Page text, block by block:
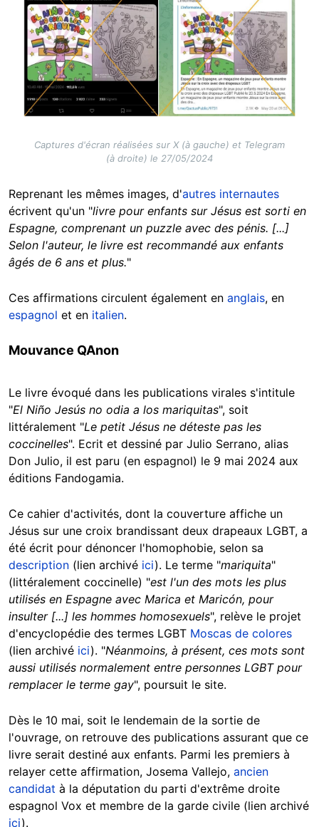
Captures d'écran réalisées sur X (à gauche) et Telegram
(à droite) le 27/05/2024
Reprenant les mêmes images, d'autres internautes
écrivent qu'un "livre pour enfants sur Jésus est sorti en
Espagne, comprenant un puzzle avec des pénis. [...]
Selon l'auteur, le livre est recommandé aux enfants
âgés de 6 ans et plus."
Ces affirmations circulent également en anglais, en
espagnol et en italien.
Mouvance QAnon
Le livre évoqué dans les publications virales s'intitule
"El Niño Jesús no odia a los mariquitas", soit
littéralement "Le petit Jésus ne déteste pas les
coccinelles". Ecrit et dessiné par Julio Serrano, alias
Don Julio, il est paru (en espagnol) le 9 mai 2024 aux
éditions Fandogamia.
Ce cahier d'activités, dont la couverture affiche un
Jésus sur une croix brandissant deux drapeaux LGBT, a
été écrit pour dénoncer l'homophobie, selon sa
description (lien archivé ici). Le terme "mariquita"
(littéralement coccinelle) "est l'un des mots les plus
utilisés en Espagne avec Marica et Maricón, pour
insulter [...] les hommes homosexuels", relève le projet
d'encyclopédie des termes LGBT Moscas de colores
(lien archivé ici). "Néanmoins, à présent, ces mots sont
aussi utilisés normalement entre personnes LGBT pour
remplacer le terme gay", poursuit le site.
Dès le 10 mai, soit le lendemain de la sortie de
l'ouvrage, on retrouve des publications assurant que ce
livre serait destiné aux enfants. Parmi les premiers à
relayer cette affirmation, Josema Vallejo, ancien
candidat à la députation du parti d'extrême droite
espagnol Vox et membre de la garde civile (lien archivé
ici).